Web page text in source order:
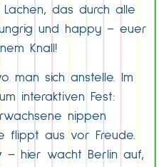
Lachen, das durch alle
und happy – euer
Knall!
man sich anstelle. Im
interaktiven Fest:
nippen
flippt aus vor Freude.
– hier wacht Berlin auf,